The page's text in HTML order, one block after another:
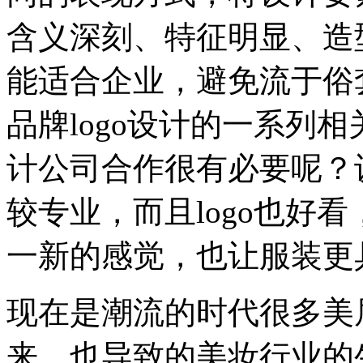
含义深刻、特征明显、
能适合企业，避免流于
品牌logo设计的一系列
计公司合作很有必要呢
较专业，而且logo也好
一新的感觉，也让服装
现在是潮流的时代很多
来。也导致的美妆行业